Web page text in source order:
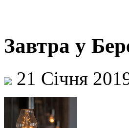
Завтра у
21 Січня